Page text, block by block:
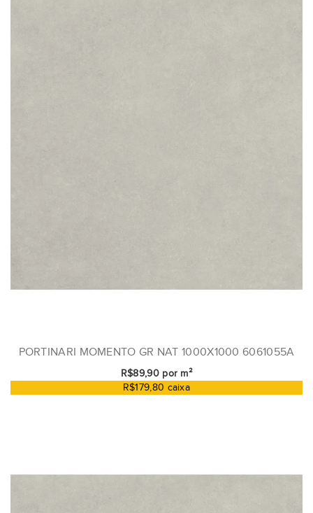
PORTINARI MOMENTO GR NAT 1000X1000 6061055A
R$89,90 por m²
R$179,80 caixa